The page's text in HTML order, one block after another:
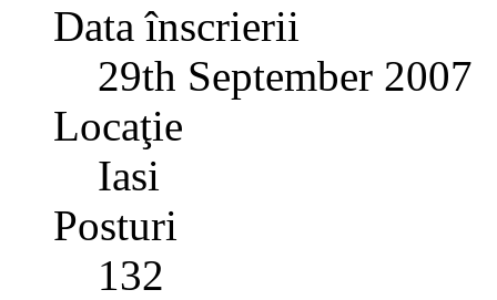
Data înscrierii
29th September 2007
Locaţie
Iasi
Posturi
132